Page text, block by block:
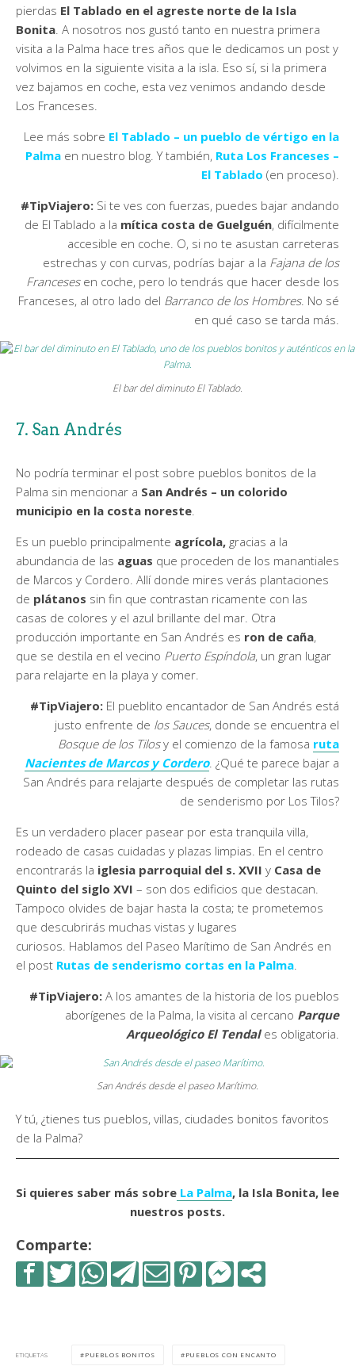
pierdas El Tablado en el agreste norte de la Isla
Bonita . A nosotros nos gustó tanto en nuestra primera
visita a la Palma hace tres años que le dedicamos un post y
volvimos en la siguiente visita a la isla. Eso sí, si la primera
vez bajamos en coche, esta vez venimos andando desde
Los Franceses.
Lee más sobre El Tablado – un pueblo de vértigo en la
Palma en nuestro blog. Y también, Ruta Los Franceses –
El Tablado (en proceso).
#TipViajero: Si te ves con fuerzas, puedes bajar andando
de El Tablado a la mítica costa de Guelguén, difícilmente
accesible en coche. O, si no te asustan carreteras
estrechas y con curvas, podrías bajar a la Fajana de los
Francesesen coche, pero lo tendrás que hacer desde los
Franceses, al otro lado del Barranco de los Hombres. No sé
en qué caso se tarda más.
El bar del diminuto El Tablado.
7. San Andrés
No podría terminar el post sobre pueblos bonitos de la
Palma sin mencionar a San Andrés – un colorido
municipio en la costa noreste
Es un pueblo principalmente agrícola, gracias a la
abundancia de las aguas que proceden de los manantiales
de Marcos y Cordero. Allí donde mires verás plantaciones
de plátanos sin fin que contrastan ricamente con las
casas de colores y el azul brillante del mar. Otra
producción importante en San Andrés es ron de caña,
que se destila en el vecino Puerto Espíndola, un gran lugar
para relajarte en la playa y comer.
#TipViajero: El pueblito encantador de San Andrés está
justo enfrente de los Sauces, donde se encuentra el
Bosque de los Tilosy el comienzo de la famosa ruta
Nacientes de Marcos y Cordero. ¿Qué te parece bajar a
San Andrés para relajarte después de completar las rutas
de senderismo por Los Tilos?
Es un verdadero placer pasear por esta tranquila villa,
rodeado de casas cuidadas y plazas limpias. En el centro
encontrarás la iglesia parroquial del s. XVII y Casa de
Quinto del siglo XVI – son dos edificios que destacan.
Tampoco olvides de bajar hasta la costa; te prometemos
que descubrirás muchas vistas y lugares
curiosos. Hablamos del Paseo Marítimo de San Andrés en
el post Rutas de senderismo cortas en la Palma
#TipViajero: A los amantes de la historia de los pueblos
aborígenes de la Palma, la visita al cercano Parque
Arqueológico El Tendal es obligatoria.
San Andrés desde el paseo Marítimo.
Y tú, ¿tienes tus pueblos, villas, ciudades bonitos favoritos
de la Palma?
Si quieres saber más sobre La Palma, la Isla Bonita, lee
nuestros posts.
Comparte:
ETIQUETAS PUEBLOS BONITOS PUEBLOS CON ENCANTO